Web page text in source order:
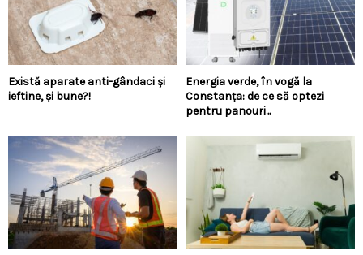
Există aparate anti-gândaci și
ieftine, și bune?!
Energia verde, în vogă la
Constanța: de ce să optezi
pentru panouri...